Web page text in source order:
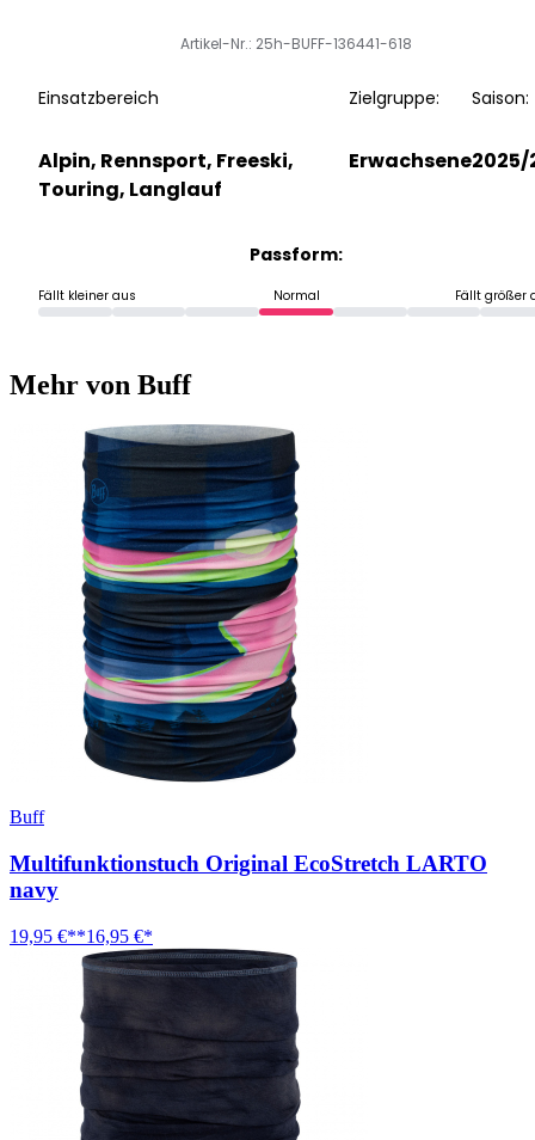
Artikel-Nr.: 25h-BUFF-136441-618
Einsatzbereich
Alpin, Rennsport, Freeski,
Touring, Langlauf
Zielgruppe:
Erwachsene
Saison:
2025/
Passform:
Fällt kleiner aus Normal Fällt größer
Mehr von Buff
Buff
Multifunktionstuch Original EcoStretch LARTO
navy
19,95 €**16,95 €*